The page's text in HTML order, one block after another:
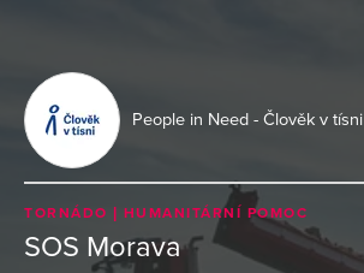
People in Need - Člověk v tísni
TORNÁDO HUMANITÁRNÍ POMOC
SOS Morava